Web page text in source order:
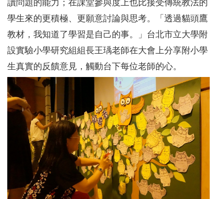
讀問題的能力；在課堂參與度上也比接受傳統教法的
學生來的更積極、更願意討論與思考。「透過貓頭鷹
教材，我知道了學習是自己的事。」台北市立大學附
設實驗小學研究組組長王瑀老師在大會上分享附小學
生真實的反饋意見，觸動台下每位老師的心。